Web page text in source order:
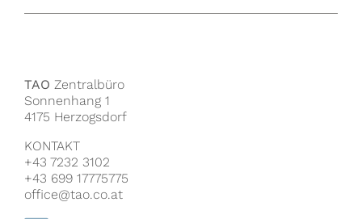
TAO Zentralbüro
Sonnenhang 1
4175 Herzogsdorf
KONTAKT
+43 7232 3102
+43 699 17775775
office@tao.co.at